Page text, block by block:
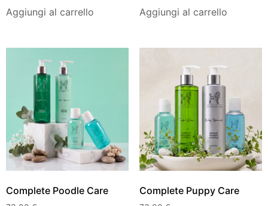
Aggiungi al carrello Aggiungi al carrello
Complete Poodle Care Complete Puppy Care